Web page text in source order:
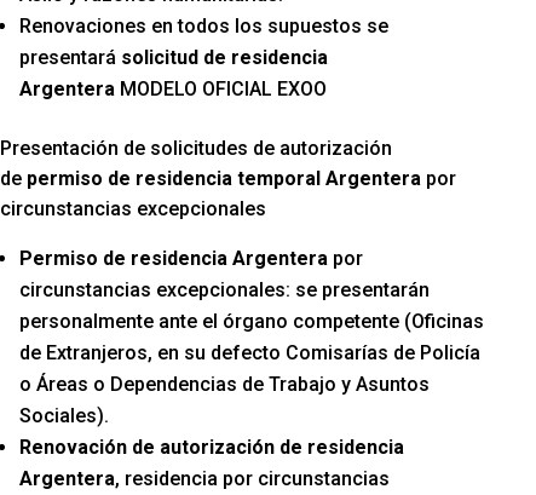
Renovaciones en todos los supuestos se
presentará solicitud de residencia
Argentera MODELO OFICIAL EXOO
Presentación de solicitudes de autorización
depermiso de residencia temporal Argentera por
circunstancias excepcionales
Permiso de residencia Argentera por
circunstancias excepcionales: se presentarán
personalmente ante el órgano competente (Oficinas
de Extranjeros, en su defecto Comisarías de Policía
o Áreas o Dependencias de Trabajo y Asuntos
Sociales).
Renovación de autorización de residencia
Argentera, residencia por circunstancias